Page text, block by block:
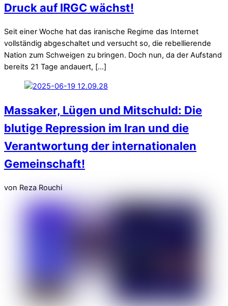
Druck auf IRGC wächst!
Seit einer Woche hat das iranische Regime das Internet
vollständig abgeschaltet und versucht so, die rebellierende
Nation zum Schweigen zu bringen. Doch nun, da der Aufstand
bereits 21 Tage andauert, […]
Massaker, Lügen und Mitschuld: Die
blutige Repression im Iran und die
Verantwortung der internationalen
Gemeinschaft!
von Reza Rouchi